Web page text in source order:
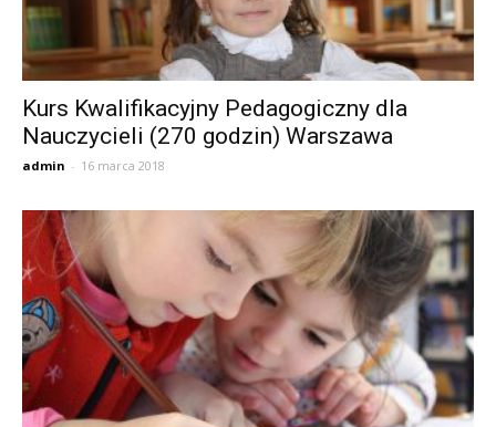
Kurs Kwalifikacyjny Pedagogiczny dla
Nauczycieli (270 godzin) Warszawa
admin - 16 marca 2018